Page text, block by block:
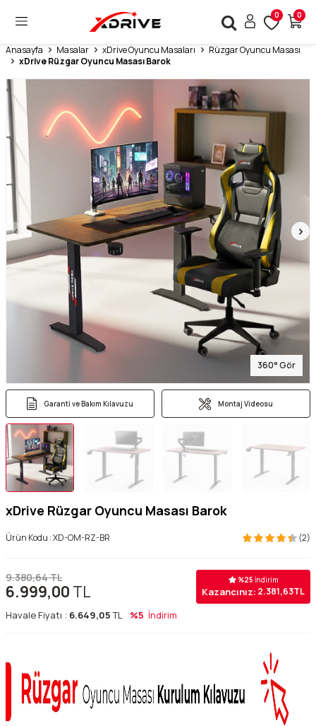
0 0
Anasayfa Masalar xDrive Oyuncu Masaları
Rüzgar Oyuncu Masası
xDrive Rüzgar Oyuncu Masası Barok
360° Gör
Garanti ve Bakım Kılavuzu Montaj Videosu
xDrive Rüzgar Oyuncu Masası Barok
Ürün Kodu :XD-OM-RZ-BR (2)
9.380,64TL
6.999,00 TL
%25 İndirim
Kazancınız: 2.381,63TL
Havale Fiyatı : 6.649,05TL %5 İndirim